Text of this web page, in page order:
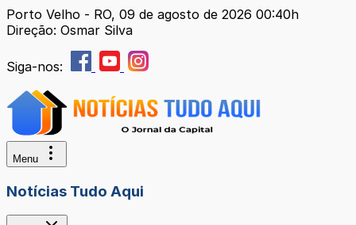
Porto Velho - RO, 09 de agosto de 2026 00:40h
Direção: Osmar Silva
Siga-nos:
Menu
Notícias Tudo Aqui